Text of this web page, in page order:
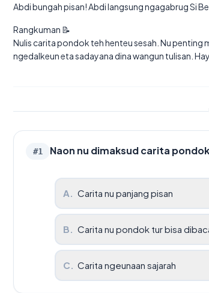
Abdi bungah pisan! Abdi langsung ngagabrug Si
Rangkuman 📝
Nulis carita pondok teh henteu sesah. Nu penting
ngedalkeun eta sadayana dina wangun tulisan.
#1 Naon nu dimaksud carita
A. Carita nu panjang pisan
B. Carita nu pondok tur bisa
C. Carita ngeunaan sajarah